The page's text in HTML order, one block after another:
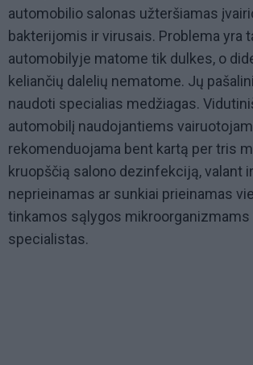
automobilio salonas užteršiamas
bakterijomis ir virusais. Problema yra
automobilyje matome tik dulkes, o
keliančių dalelių nematome. Jų
naudoti specialias medžiagas.
automobilį naudojantiems
rekomenduojama bent kartą per tris
kruopščią salono dezinfekciją, valant
neprieinamas ar sunkiai prieinamas
tinkamos sąlygos mikroorganizmams
specialistas.